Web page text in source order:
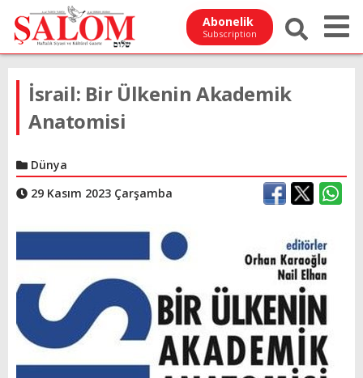
Abonelik
Subscription
İsrail: Bir Ülkenin Akademik
Anatomisi
Dünya
29 Kasım 2023 Çarşamba